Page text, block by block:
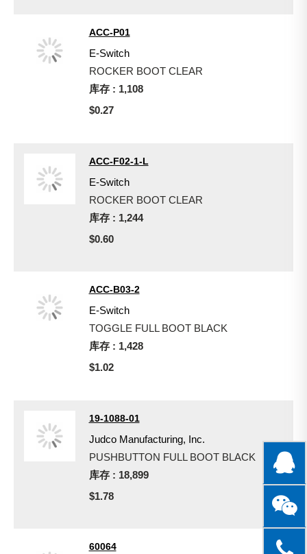
ACC-P01
E-Switch
ROCKER BOOT CLEAR
库存 : 1,108
$0.27
ACC-F02-1-L
E-Switch
ROCKER BOOT CLEAR
库存 : 1,244
$0.60
ACC-B03-2
E-Switch
TOGGLE FULL BOOT BLACK
库存 : 1,428
$1.02
19-1088-01
Judco Manufacturing, Inc.
PUSHBUTTON FULL BOOT BLACK
库存 : 18,899
$1.78
60064